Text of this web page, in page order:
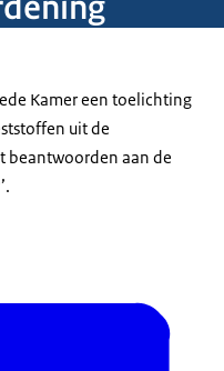
Kamer een toelichting
uit de
beantwoorden aan de